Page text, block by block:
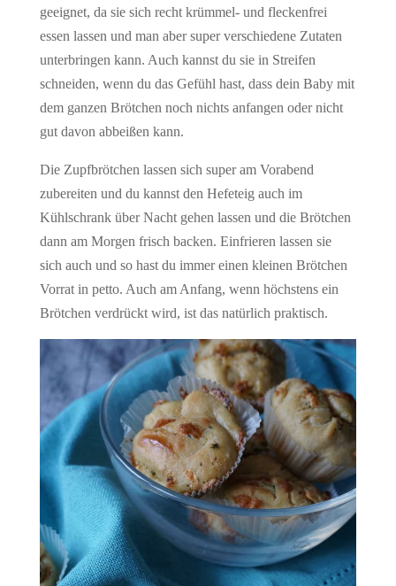
geeignet, da sie sich recht krümmel- und fleckenfrei
essen lassen und man aber super verschiedene Zutaten
unterbringen kann. Auch kannst du sie in Streifen
schneiden, wenn du das Gefühl hast, dass dein Baby mit
dem ganzen Brötchen noch nichts anfangen oder nicht
gut davon abbeißen kann.
Die Zupfbrötchen lassen sich super am Vorabend
zubereiten und du kannst den Hefeteig auch im
Kühlschrank über Nacht gehen lassen und die Brötchen
dann am Morgen frisch backen. Einfrieren lassen sie
sich auch und so hast du immer einen kleinen Brötchen
Vorrat in petto. Auch am Anfang, wenn höchstens ein
Brötchen verdrückt wird, ist das natürlich praktisch.